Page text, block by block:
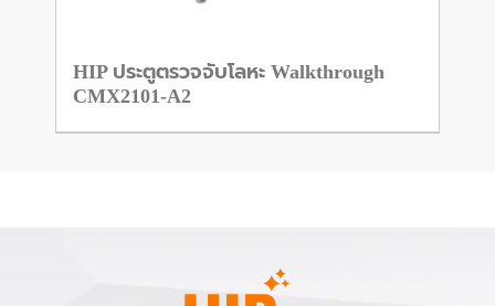
HIP ประตูตรวจจับโลหะ Walkthrough
CMX2101-A2